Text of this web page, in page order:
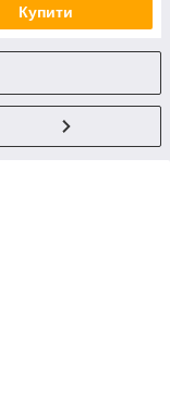
Купити